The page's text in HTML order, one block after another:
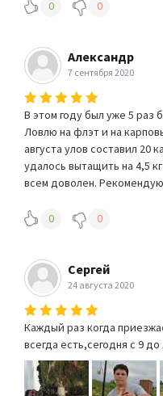
0 0
Александр
7 сентября 2020
В этом году был уже 5 раз
Ловлю на флэт и на
августа улов составил 20
удалось вытащить на 4,5
всем доволен.
0 0
Сергей
24 августа 2020
Каждый раз когда
всегда есть,сегодня с 9 до